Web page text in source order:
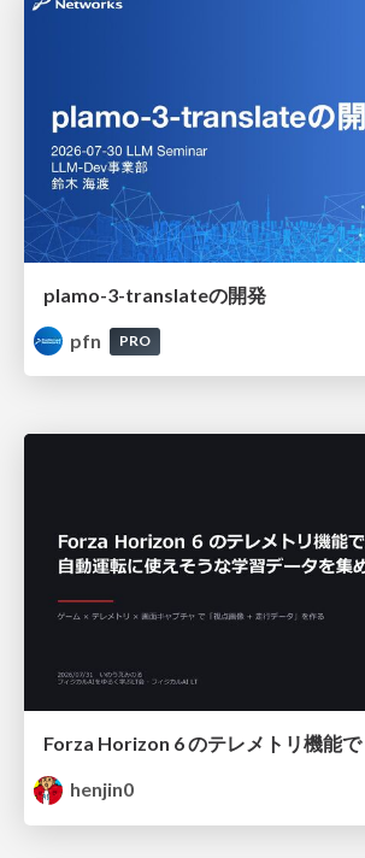
plamo-3-translateの開発
pfn
PRO
henjin0